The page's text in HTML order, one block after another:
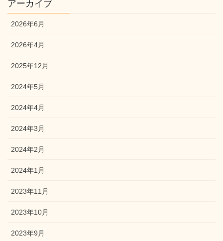
アーカイブ
2026年6月
2026年4月
2025年12月
2024年5月
2024年4月
2024年3月
2024年2月
2024年1月
2023年11月
2023年10月
2023年9月